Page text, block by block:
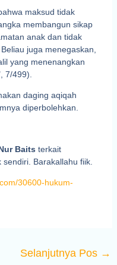
maksud tidak
membangun sikap
anak dan tidak
juga menegaskan,
yang menenangkan
7/499).
daging aqiqah
diperbolehkan.
Baits terkait
Barakallahu fiik.
30600-hukum-
Selanjutnya Pos →